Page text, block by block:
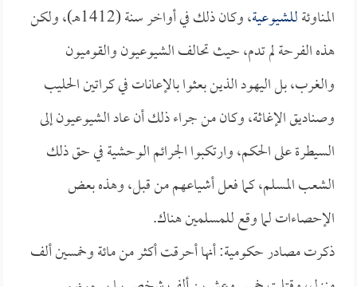
المناوئةللشيوعية
، وكان ذلك في أواخر سنة (1412هـ)، ولكن
هذه الفرحة لم تدم، حيث تحالف الشيوعيون والقوميون
والغرب، بل اليهود الذين بعثوا بالإعانات في كراتين الحليب
وصناديق الإغاثة، وكان من جراء ذلك أن عاد الشيوعيون إلى
السيطرة على الحكم، وارتكبوا الجرائم الوحشية في حق ذلك
الشعب المسلم، كما فعل أشياعهم من قبل، وهذه بعض
الإحصاءات لما وقع للمسلمين هناك.
ذكرت مصادر حكومية: أنها أحرقت أكثر من مائة وخمسين ألف